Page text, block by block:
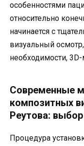
особенностями
относительно
начинается с
визуальный
необходимости,
Современные
композитных
Реутова:
Процедура